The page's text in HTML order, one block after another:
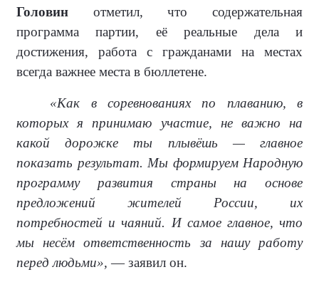
Головин отметил, что содержательная
программа партии, её реальные дела и
достижения, работа с гражданами на местах
всегда важнее места в бюллетене.
«Как в соревнованиях по плаванию, в
которых я принимаю участие, не важно на
какой дорожке ты плывёшь — главное
показать результат. Мы формируем Народную
программу развития страны на основе
предложений жителей России, их
потребностей и чаяний. И самое главное, что
мы несём ответственность за нашу работу
перед людьми», — заявил он.